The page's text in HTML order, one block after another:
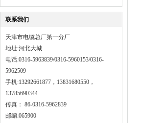
联系我们
天津市电缆总厂第一分厂
地址:河北大城
电话:0316-5963839/0316-5960153/0316-
5962509
手机:13292661877，13831680550，
13785690344
传真： 86-0316-5962839
邮编:065900